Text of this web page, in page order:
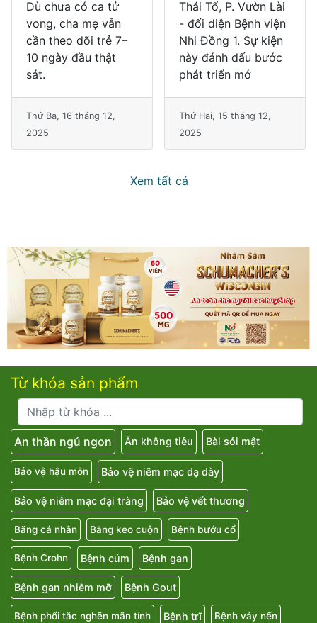
Dù chưa có ca tử
vong, cha mẹ vẫn
cần theo dõi trẻ 7–
10 ngày đầu thật
sát.
Thứ Ba, 16 tháng 12,
2025
Thái Tổ, P. Vườn Lài
- đối diện Bệnh viện
Nhi Đồng 1. Sự kiện
này đánh dấu bước
phát triển mớ
Thứ Hai, 15 tháng 12,
2025
Xem tất cả
Từ khóa sản phẩm
An thần ngủ ngon Ăn không tiêu Bài sỏi mật
Bảo vệ hậu môn Bảo vệ niêm mạc dạ dày
Bảo vệ niêm mạc đại tràng Bảo vệ vết thương
Băng cá nhân Băng keo cuộn Bệnh bướu cổ
Bệnh Crohn Bệnh cúm Bệnh gan
Bệnh gan nhiễm mỡ Bệnh Gout
Bệnh phổi tắc nghẽn mãn tính Bệnh trĩ Bệnh vảy nến